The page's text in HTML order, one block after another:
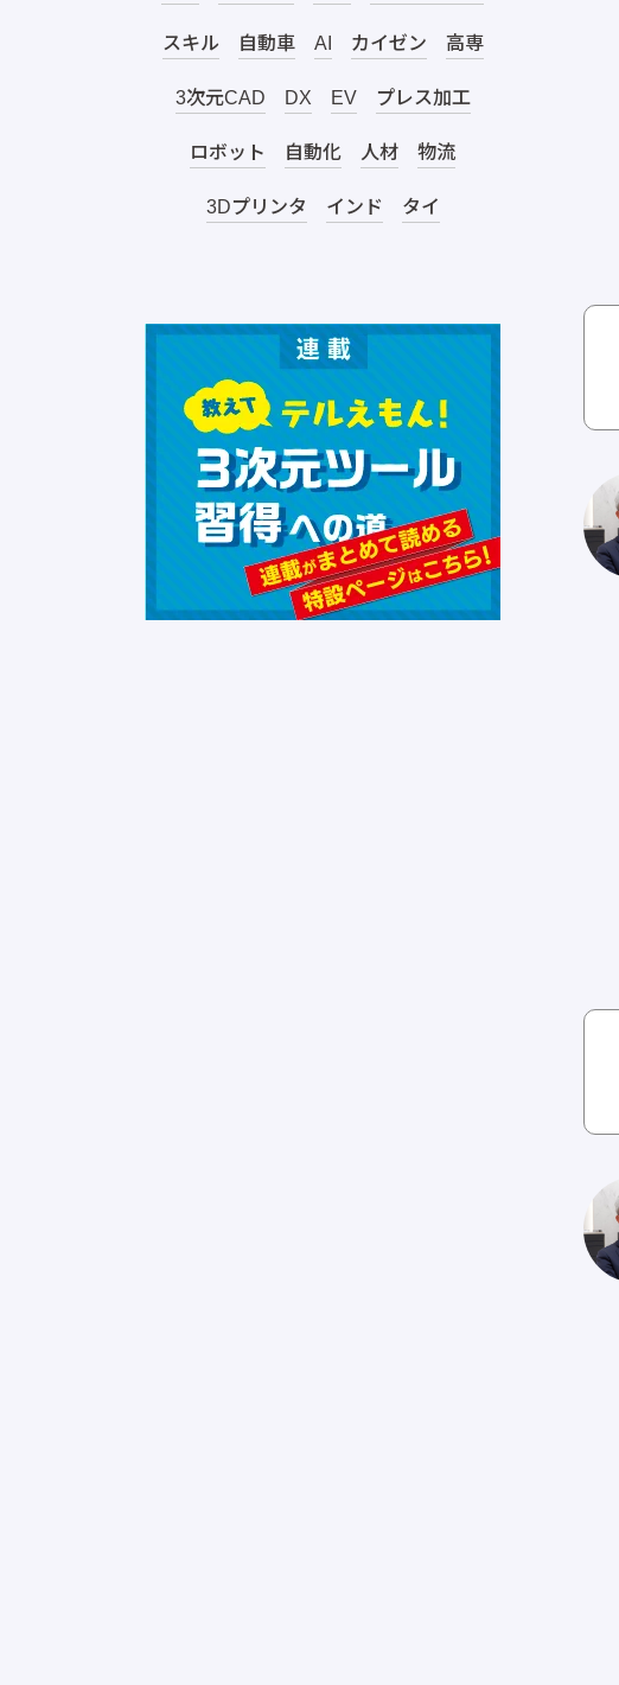
スキル 自動車 AI カイゼン 高専
3次元CAD DX EV プレス加工
ロボット 自動化 人材 物流
3Dプリンタ インド タイ